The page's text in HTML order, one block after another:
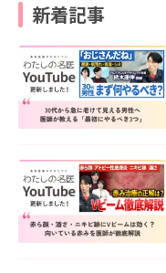
新着記事